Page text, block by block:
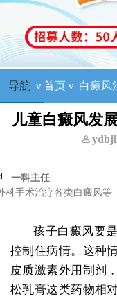
导航 ν 首页ν 白癜风
儿童白癜风发
咨询他
孩子白癜风要
控制住病情。这种
皮质激素外用制剂
松乳膏这类药物相